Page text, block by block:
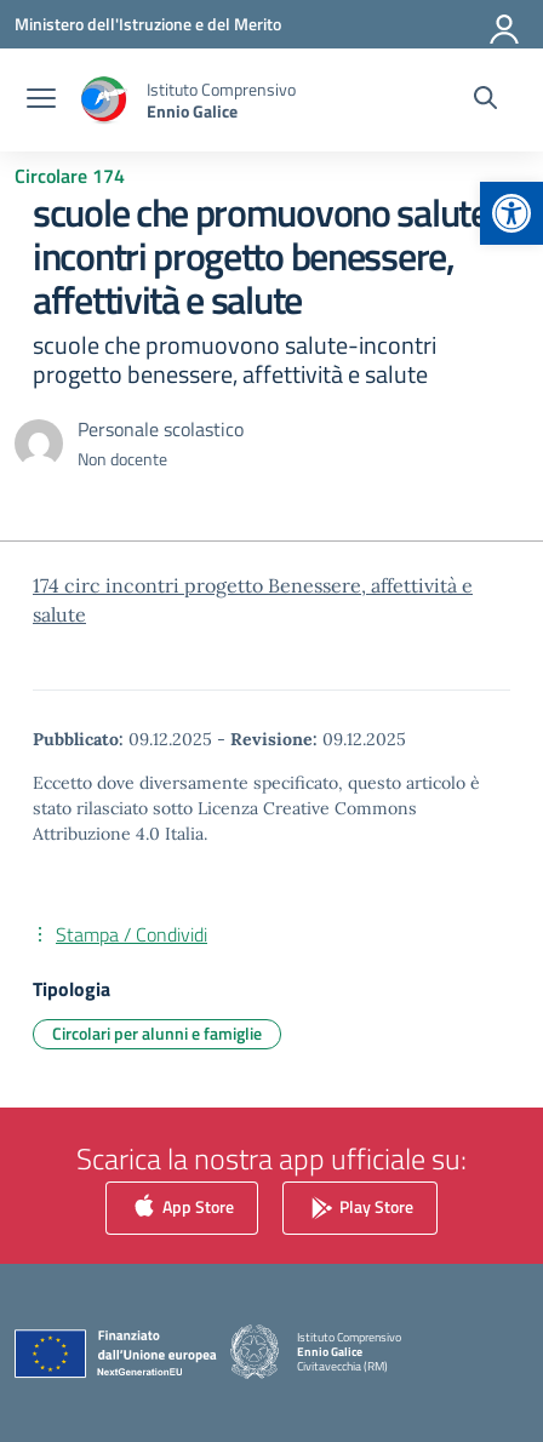
Vai ai contenuti
Vai al menu di navigazione
Vai al footer
Ministero dell'Istruzione e del Merito
Istituto Comprensivo
Ennio Galice
Circolare 174
scuole che promuovono salute-
incontri progetto benessere,
affettività e salute
scuole che promuovono salute-incontri
progetto benessere, affettività e salute
Personale scolastico
Non docente
174 circ incontri progetto Benessere, affettività e
salute
Pubblicato: 09.12.2025 - Revisione: 09.12.2025
Eccetto dove diversamente specificato, questo articolo è
stato rilasciato sotto Licenza Creative Commons
Attribuzione 4.0 Italia.
Stampa / Condividi
Tipologia
Circolari per alunni e famiglie
Scarica la nostra app ufficiale su:
App Store Play Store
Istituto Comprensivo
Ennio Galice
Civitavecchia (RM)